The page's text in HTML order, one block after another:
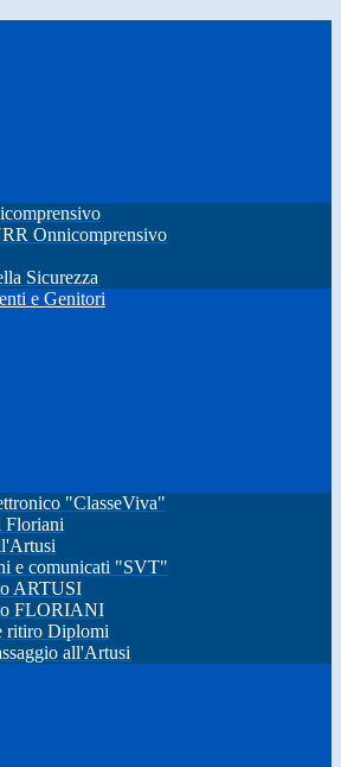
Onnicomprensivo
Sicurezza
e Genitori
"ClasseViva"
Floriani
e comunicati "SVT"
ARTUSI
FLORIANI
ritiro Diplomi
all'Artusi